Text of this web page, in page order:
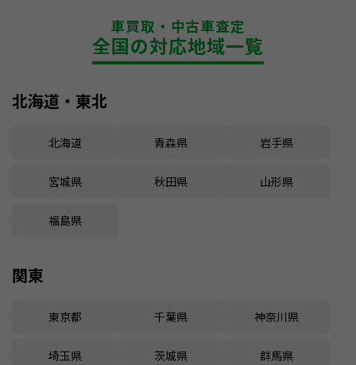
車買取・中古車査定
全国の対応地域一覧
北海道・東北
北海道 青森県 岩手県
宮城県 秋田県 山形県
福島県
関東
東京都 千葉県 神奈川県
埼玉県 茨城県 群馬県